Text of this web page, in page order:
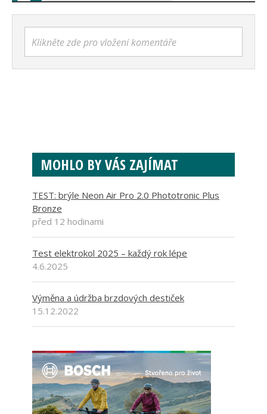
Klikněte zde pro vložení komentáře
MOHLO BY VÁS ZAJÍMAT
TEST: brýle Neon Air Pro 2.0 Phototronic Plus
Bronze
před 12 hodinami
Test elektrokol 2025 – každý rok lépe
4.6.2025
Výměna a údržba brzdových destiček
15.12.2022